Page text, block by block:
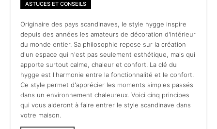
ASTUCES ET CONSEILS
Originaire des pays scandinaves, le style hygge inspire
depuis des années les amateurs de décoration d'intérieur
du monde entier. Sa philosophie repose sur la création
d'un espace qui n'est pas seulement esthétique, mais qui
apporte surtout calme, chaleur et confort. La clé du
hygge est l'harmonie entre la fonctionnalité et le confort.
Ce style permet d'apprécier les moments simples passés
dans un environnement chaleureux. Voici cinq principes
qui vous aideront à faire entrer le style scandinave dans
votre maison.